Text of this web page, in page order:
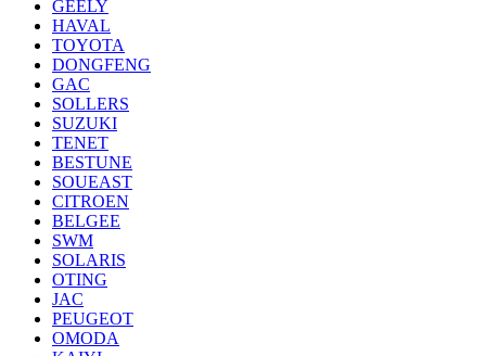
GEELY
HAVAL
TOYOTA
DONGFENG
GAC
SOLLERS
SUZUKI
TENET
BESTUNE
SOUEAST
CITROEN
BELGEE
SWM
SOLARIS
OTING
JAC
PEUGEOT
OMODA